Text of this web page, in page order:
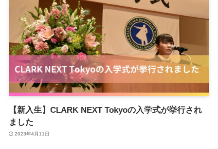
【新入生】CLARK NEXT Tokyoの入学式が挙行され
ました
2023年4月11日